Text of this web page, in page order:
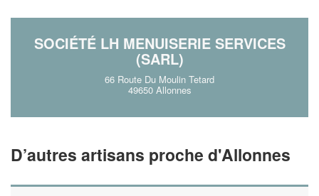
SOCIÉTÉ LH MENUISERIE SERVICES
(SARL)
66 Route Du Moulin Tetard
49650 Allonnes
D’autres artisans proche d'Allonnes